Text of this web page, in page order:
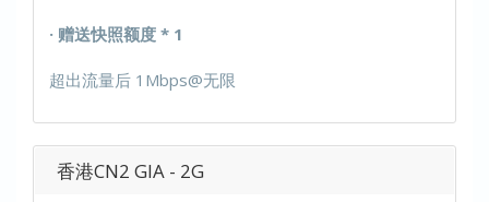
· 赠送快照额度 * 1
超出流量后 1Mbps@无限
香港CN2 GIA - 2G